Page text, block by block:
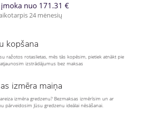
nuo 171.31 €
24 mėnesių
kopšana
ražotos rotaslietas, mēs tās kopēsim, pietiek atnākt pie
izstrādājumus bez maksas
izmēra maiņa
izmēra gredzenu? Bezmaksas izmērīsim un ar
pārveidosim Jūsu gredzenu ideālai nēsāšanai.